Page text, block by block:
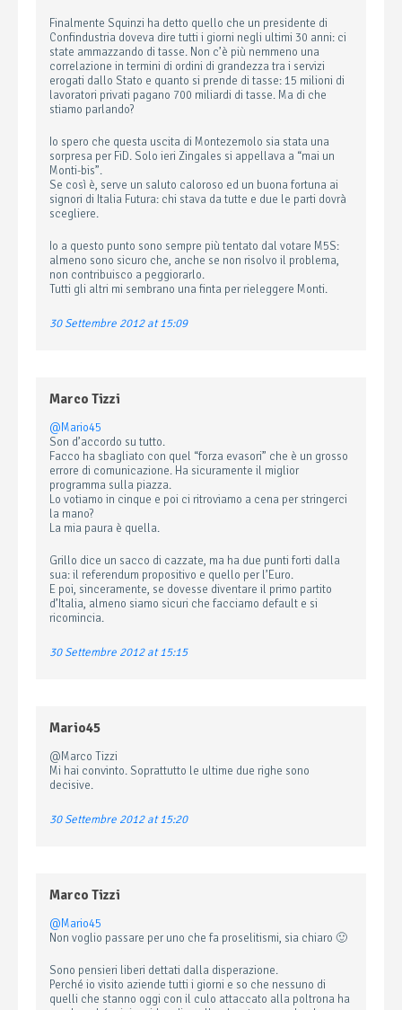
Finalmente Squinzi ha detto quello che un presidente di
Confindustria doveva dire tutti i giorni negli ultimi 30 anni: ci
state ammazzando di tasse. Non c’è più nemmeno una
correlazione in termini di ordini di grandezza tra i servizi
erogati dallo Stato e quanto si prende di tasse: 15 milioni di
lavoratori privati pagano 700 miliardi di tasse. Ma di che
stiamo parlando?
Io spero che questa uscita di Montezemolo sia stata una
sorpresa per FiD. Solo ieri Zingales si appellava a “mai un
Monti-bis”.
Se così è, serve un saluto caloroso ed un buona fortuna ai
signori di Italia Futura: chi stava da tutte e due le parti dovrà
scegliere.
Io a questo punto sono sempre più tentato dal votare M5S:
almeno sono sicuro che, anche se non risolvo il problema,
non contribuisco a peggiorarlo.
Tutti gli altri mi sembrano una finta per rieleggere Monti.
30 Settembre 2012 at 15:09
Marco Tizzi
@Mario45
Son d’accordo su tutto.
Facco ha sbagliato con quel “forza evasori” che è un grosso
errore di comunicazione. Ha sicuramente il miglior
programma sulla piazza.
Lo votiamo in cinque e poi ci ritroviamo a cena per stringerci
la mano?
La mia paura è quella.
Grillo dice un sacco di cazzate, ma ha due punti forti dalla
sua: il referendum propositivo e quello per l’Euro.
E poi, sinceramente, se dovesse diventare il primo partito
d’Italia, almeno siamo sicuri che facciamo default e si
ricomincia.
30 Settembre 2012 at 15:15
Mario45
@Marco Tizzi
Mi hai convinto. Soprattutto le ultime due righe sono
decisive.
30 Settembre 2012 at 15:20
Marco Tizzi
@Mario45
Non voglio passare per uno che fa proselitismi, sia chiaro 🙂
Sono pensieri liberi dettati dalla disperazione.
Perché io visito aziende tutti i giorni e so che nessuno di
quelli che stanno oggi con il culo attaccato alla poltrona ha